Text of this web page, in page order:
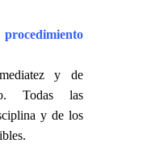
y de
Todas las
y de los